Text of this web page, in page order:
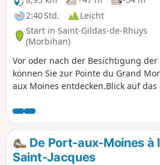
2:40 Std.
Leicht
Start in Saint-Gildas-de-Rhuys
(Morbihan)
Vor oder nach der Besichtigung
können Sie zur Pointe du Grand
aux Moines entdecken.Blick auf
De Port-aux-Moines à
Saint-Jacques